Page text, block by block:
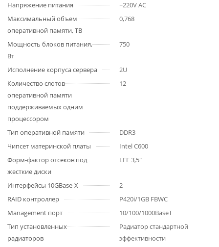
Напряжение питания
~220V AC
Максимальный объем
оперативной памяти, TB
0,768
Мощность блоков питания,
Вт
750
Исполнение корпуса сервера
2U
Количество слотов
оперативной памяти
поддерживаемых одним
процессором
12
Тип оперативной памяти
DDR3
Чипсет материнской платы
Intel C600
Форм-фактор отсеков под
жесткие диски
LFF 3,5"
Интерфейсы 10GBase-X
2
RAID контроллер
P420i/1GB FBWC
Management порт
10/100/1000BaseT
Тип установленных
радиаторов
Радиатор стандартной
эффективности